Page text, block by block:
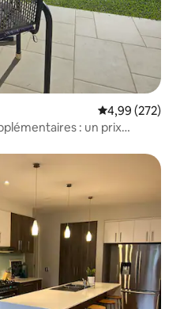
Évaluation
4,99 (272)
: un prix